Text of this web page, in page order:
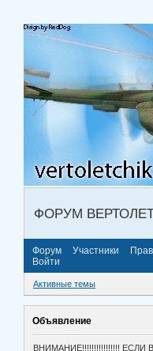
ФОРУМ
Форум Участники
Войти
Активные темы
Объявление
ВНИМАНИЕ!!!!!!!!!!!!!!!!